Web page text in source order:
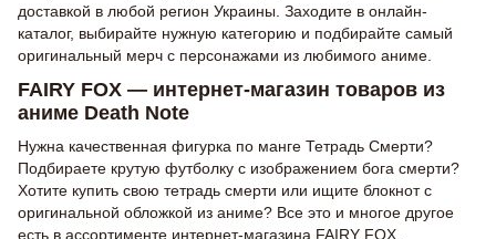
доставкой в любой регион Украины. Заходите в онлайн-
каталог, выбирайте нужную категорию и подбирайте самый
оригинальный мерч с персонажами из любимого аниме.
FAIRY FOX — интернет-магазин товаров из
аниме Death Note
Нужна качественная фигурка по манге Тетрадь Смерти?
Подбираете крутую футболку с изображением бога смерти?
Хотите купить свою тетрадь смерти или ищите блокнот с
оригинальной обложкой из аниме? Все это и многое другое
есть в ассортименте интернет-магазина FAIRY FOX.